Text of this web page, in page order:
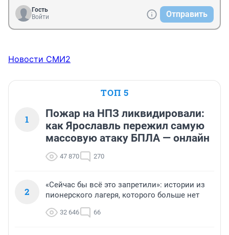
Гость
Войти
Отправить
Новости СМИ2
ТОП 5
1
Пожар на НПЗ ликвидировали:
как Ярославль пережил самую
массовую атаку БПЛА — онлайн
47 870 270
2
«Сейчас бы всё это запретили»: истории из
пионерского лагеря, которого больше нет
32 646 66